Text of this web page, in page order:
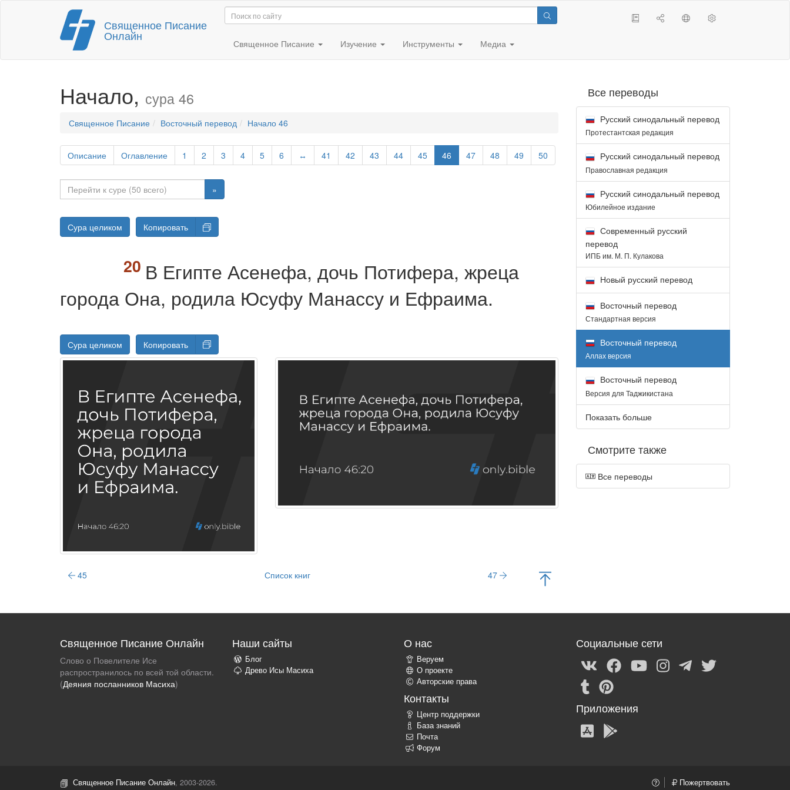
Перейти
к
содержимому
Священное Писание
Онлайн
Священное Писание Изучение Инструменты Медиа
Начало, сура 46
Священное Писание Восточный перевод Начало 46
Описание Оглавление 1 2 3 4 5 6 ↔ 41 42 43 44 45 46 47 48 49 50
»
Сура целиком Копировать
В Египте Асенефа, дочь Потифера, жреца
города Она, родила Юсуфу Манассу и Ефраима.
Сура целиком Копировать
45 Список книг 47
Все переводы
Русский синодальный перевод
Протестантская редакция
Русский синодальный перевод
Православная редакция
Русский синодальный перевод
Юбилейное издание
Современный русский
перевод
ИПБ им. М. П. Кулакова
Новый русский перевод
Восточный перевод
Стандартная версия
Восточный перевод
Аллах версия
Восточный перевод
Версия для Таджикистана
Показать больше
Смотрите также
Все переводы
Священное Писание Онлайн
Слово о Повелителе Исе
распространилось по всей той области.
(Деяния посланников Масиха)
Наши сайты
Блог
Древо Исы Масиха
О нас
Веруем
О проекте
Авторские права
Контакты
Центр поддержки
База знаний
Почта
Форум
Социальные сети
Приложения
Священное Писание Онлайн, 2003-2026. Пожертвовать